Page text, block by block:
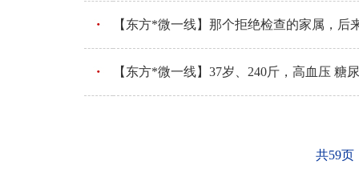
【东方*微一线】那个拒绝检查的家属，后
【东方*微一线】37岁、240斤，高血压 糖
共59页